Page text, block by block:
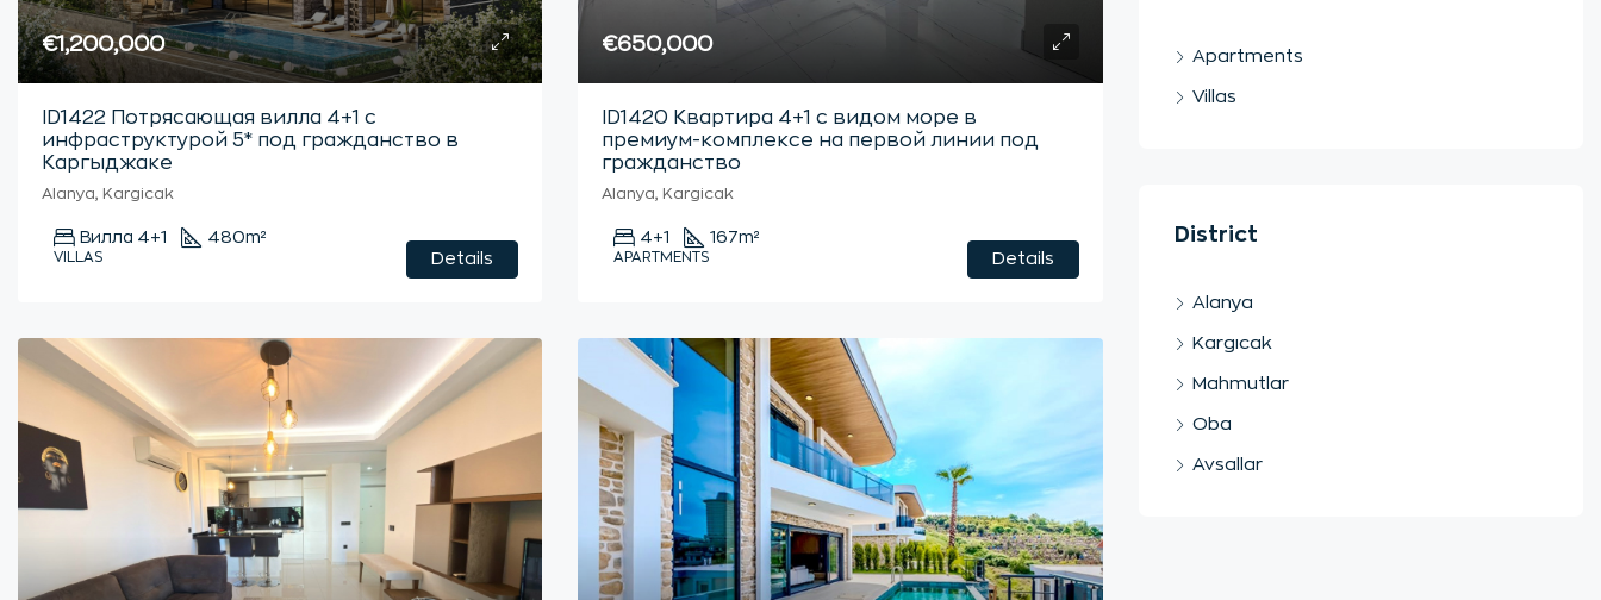
€1,200,000
ID1422 Потрясающая вилла 4+1 с
инфраструктурой 5* под гражданство в
Каргыджаке
Alanya, Kargicak
Вилла 4+1 480m²
VILLAS Details
€650,000
ID1420 Квартира 4+1 с видом море в
премиум-комплексе на первой линии под
гражданство
Alanya, Kargicak
4+1 167m²
APARTMENTS Details
Apartments
Villas
District
Alanya
Kargıcak
Mahmutlar
Oba
Avsallar